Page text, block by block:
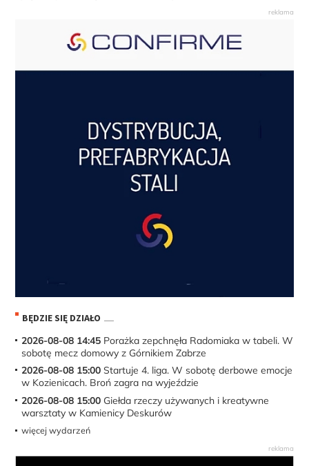
BĘDZIE SIĘ DZIAŁO
2026-08-08 14:45 Porażka zepchnęła Radomiaka w tabeli. W
sobotę mecz domowy z Górnikiem Zabrze
2026-08-08 15:00 Startuje 4. liga. W sobotę derbowe emocje
w Kozienicach. Broń zagra na wyjeździe
2026-08-08 15:00 Giełda rzeczy używanych i kreatywne
warsztaty w Kamienicy Deskurów
więcej wydarzeń